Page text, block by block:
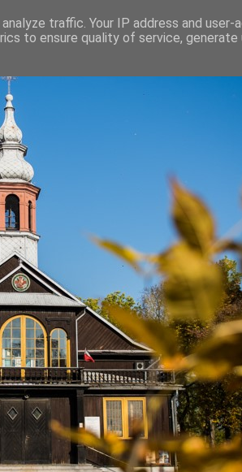
traffic. Your IP address and user-
to ensure quality of service, generate